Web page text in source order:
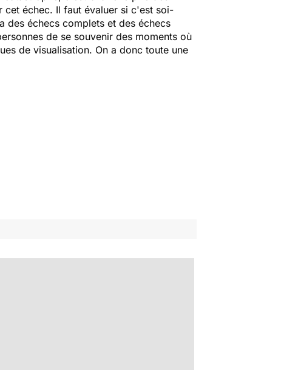
cet échec. Il faut évaluer si c'est soi-
des échecs complets et des échecs
de se souvenir des moments où
de visualisation. On a donc toute une